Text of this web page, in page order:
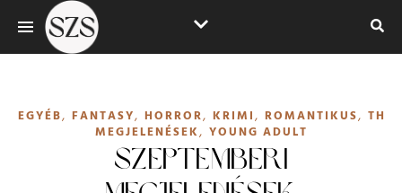
EGYÉB, FANTASY, HORROR, KRIMI, ROMANTIKUS,
MEGJELENÉSEK, YOUNG ADULT
SZEPTEMBERI